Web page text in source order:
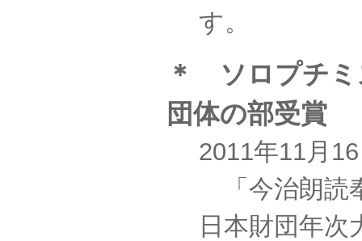
す。
＊ ソロプチミ
団体の部受賞
2011年11月
「今治朗
日本財団年次